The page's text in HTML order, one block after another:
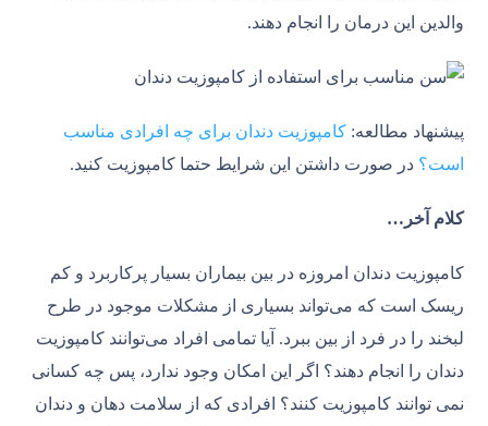
والدین این درمان را انجام دهند.
پیشنهاد مطالعه:کامپوزیت دندان برای چه افرادی مناسب
است؟در صورت داشتن این شرایط حتما کامپوزیت کنید.
کلام آخر…
کامپوزیت دندان امروزه در بین بیماران بسیار پرکاربرد و کم
ریسک است که می‌تواند بسیاری از مشکلات موجود در طرح
لبخند را در فرد از بین ببرد. آیا تمامی افراد می‌توانند کامپوزیت
دندان را انجام دهند؟ اگر این امکان وجود ندارد، پس چه کسانی
نمی توانند کامپوزیت کنند؟ افرادی که از سلامت دهان و دندان